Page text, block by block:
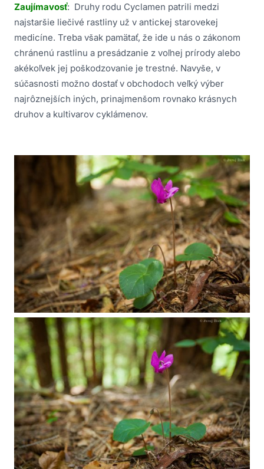
Zaujímavosť: Druhy rodu Cyclamen patrili medzi
najstaršie liečivé rastliny už v antickej starovekej
medicíne. Treba však pamätať, že ide u nás o zákonom
chránenú rastlinu a presádzanie z voľnej prírody alebo
akékoľvek jej poškodzovanie je trestné. Navyše, v
súčasnosti možno dostať v obchodoch veľký výber
najrôznejších iných, prinajmenšom rovnako krásnych
druhov a kultivarov cyklámenov.